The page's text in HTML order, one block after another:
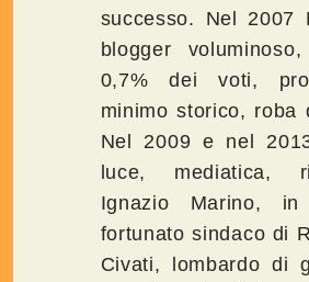
successo. Nel 2007
blogger
0,7% dei voti,
minimo storico, roba
Nel 2009 e nel
luce, mediatica,
Ignazio Marino,
fortunato sindaco di
Civati, lombardo di